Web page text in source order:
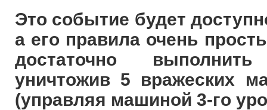
Это событие будет
а его правила очень
достаточно
уничтожив 5 вражеских
(управляя машиной 3-го